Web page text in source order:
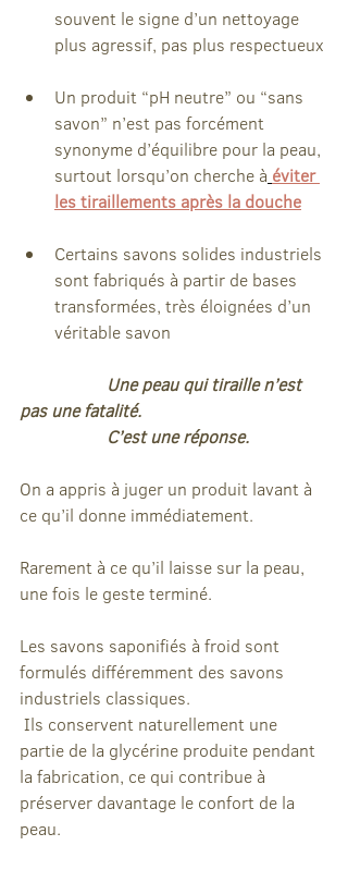
souvent le signe d’un nettoyage
plus agressif, pas plus respectueux
Un produit “pH neutre” ou “sans
savon” n’est pas forcément
synonyme d’équilibre pour la peau,
surtout lorsqu’on cherche à éviter
les tiraillements après la douche
Certains savons solides industriels
sont fabriqués à partir de bases
transformées, très éloignées d’un
véritable savon
Une peau qui tiraille n’est
pas une fatalité.
		C’est une réponse.
On a appris à juger un produit lavant à
ce qu’il donne immédiatement.
Rarement à ce qu’il laisse sur la peau,
une fois le geste terminé.
Les savons saponifiés à froid sont
formulés différemment des savons
industriels classiques.
Ils conservent naturellement une
partie de la glycérine produite pendant
la fabrication, ce qui contribue à
préserver davantage le confort de la
peau.